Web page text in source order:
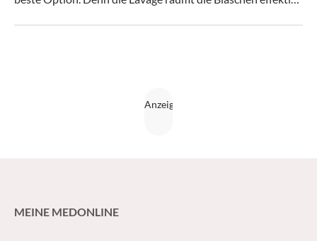
MEINE MEDONLINE